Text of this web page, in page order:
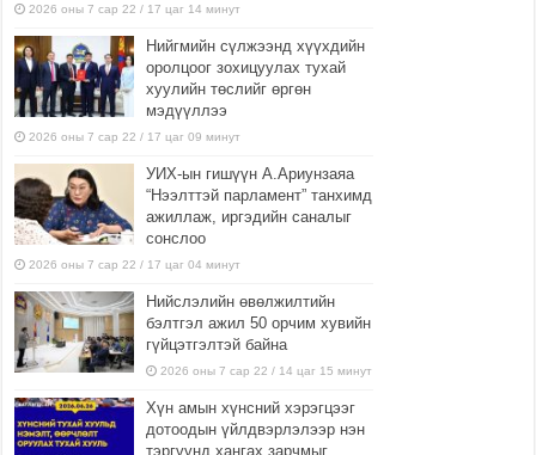
2026 оны 7 сар 22 / 17 цаг 14 минут
Нийгмийн сүлжээнд хүүхдийн
оролцоог зохицуулах тухай
хуулийн төслийг өргөн
мэдүүллээ
2026 оны 7 сар 22 / 17 цаг 09 минут
УИХ-ын гишүүн А.Ариунзаяа
“Нээлттэй парламент” танхимд
ажиллаж, иргэдийн саналыг
сонслоо
2026 оны 7 сар 22 / 17 цаг 04 минут
Нийслэлийн өвөлжилтийн
бэлтгэл ажил 50 орчим хувийн
гүйцэтгэлтэй байна
2026 оны 7 сар 22 / 14 цаг 15 минут
Хүн амын хүнсний хэрэгцээг
дотоодын үйлдвэрлэлээр нэн
тэргүүнд хангах зарчмыг